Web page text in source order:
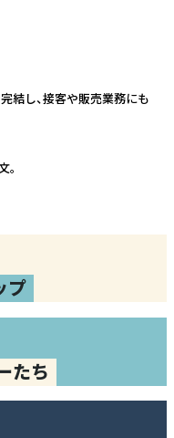
結し、接客や販売業務にも
プ
たち